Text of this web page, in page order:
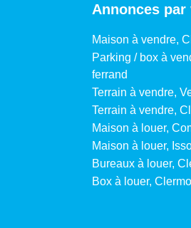
Annonces
Maison à vendre,
Parking / box à
ferrand
Terrain à vendre,
Terrain à vendre,
Maison à louer,
Maison à louer,
Bureaux à louer,
Box à louer,